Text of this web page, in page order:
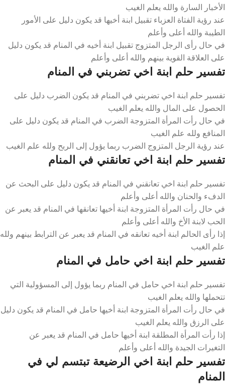
الأخبار السارة والله يعلم الغيب
عند رؤية الفتاة العزباء تقبيل ابنة أخيها قد يكون دليل على الأمور
الطيبة والله أعلى وأعلم
في حال رأى الرجل المتزوج تقبيل ابنة أخيه في المنام قد يكون دليل
على العلاقة القوية بينهم والله أعلى وأعلم
تفسير حلم ابنة اخي تضربني في المنام
تفسير حلم ابنة اخي تضربني في المنام قد يكون الضرب دليل على
الحصول على المال والله يعلم الغيب
في حال رأت المرأة المتزوجة الضرب في المنام قد يكون دليل على
المنافع ولله علم الغيب
عند رؤية الرجل المتزوج الضرب ربما يؤول إلى الربح ولله علم الغيب
تفسير حلم ابنة اخي تعانقني في المنام
تفسير حلم ابنة اخي تعانقني في المنام قد يكون دليل على البحث عن
الدفء والحنان والله أعلى وأعلم
في حال رأت المرأة المتزوجة ابنة أخيها تعانقها في المنام قد يعبر عن
الحب لابنة الأخ والله أعلى وأعلم
إذا رأى الحالم ابنة أخيه تعانقه في المنام قد يعبر عن الترابط بينهم ولله
علم الغيب
تفسير حلم ابنة اخي حامل في المنام
تفسير حلم ابنة اخي حامل في المنام ربما يؤول إلى المسؤولية التي
تتحملها والله يعلم الغيب
في حال رأت المرأة المتزوجة ابنة أخيها حامل في المنام قد يكون دليل
على الرزق والله يعلم الغيب
إذا رأت المرأة المطلقة ابنة أخيها حامل في المنام قد يعبر عن
التغيرات الجيدة والله أعلى وأعلم
تفسير حلم ابنة اخي الرضيعة تبتسم لي في
المنام